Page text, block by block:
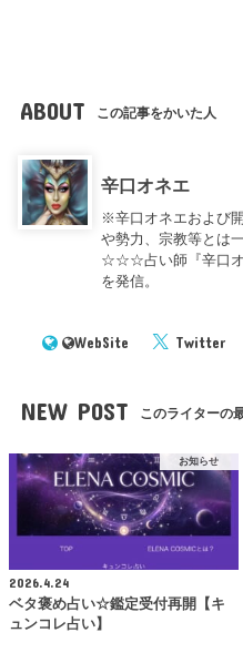
ABOUT この記事をかいた人
辛口オネエ
※辛口オネエおよび
や勢力、宗教等とは
☆☆☆占い師『辛口オ
を発信。
WebSite Twitter
NEW POST このライターの
お知らせ
2026.4.24
ベタ褒め占い☆鑑定受付再開【キ
ュンコレ占い】